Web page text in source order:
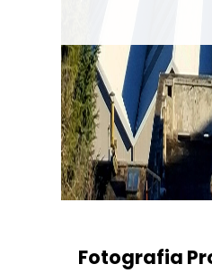
Fotografia